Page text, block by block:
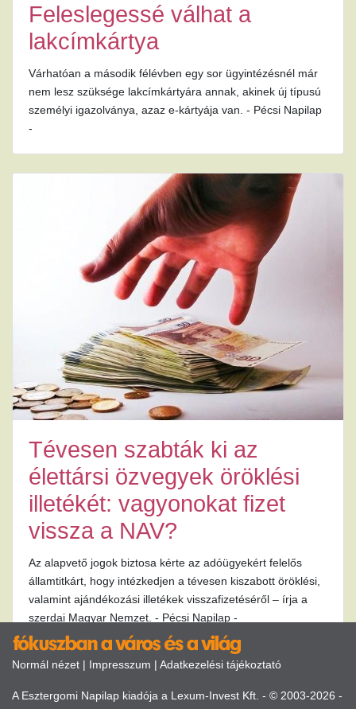
Feleslegessé válhat a
lakcímkártya
Várhatóan a második félévben egy sor ügyintézésnél már
nem lesz szüksége lakcímkártyára annak, akinek új típusú
személyi igazolványa, azaz e-kártyája van. - Pécsi Napilap
-
Tévesen szabták ki az
élettársi özvegyek öröklési
illetékét: vagyonokat fizet
vissza a NAV?
Az alapvető jogok biztosa kérte az adóügyekért felelős
államtitkárt, hogy intézkedjen a tévesen kiszabott öröklési,
valamint ajándékozási illetékek visszafizetéséről – írja a
szerdai Magyar Nemzet. - Pécsi Napilap -
Normál nézet | Impresszum | Adatkezelési tájékoztató
A Esztergomi Napilap kiadója a Lexum-Invest Kft. - © 2003-2026 -